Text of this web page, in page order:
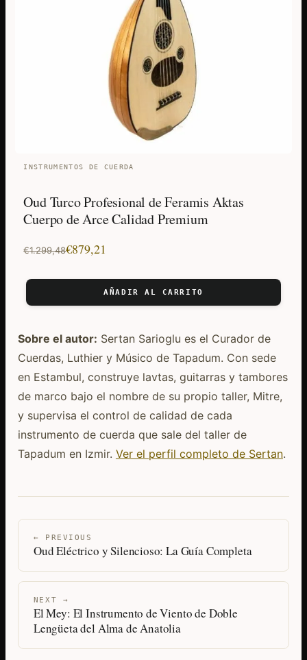
INSTRUMENTOS DE CUERDA
Oud Turco Profesional de Feramis Aktas
Cuerpo de Arce Calidad Premium
€1.299,48
El
€1.299,48.
€879,21
El
€879,21.
AÑADIR AL CARRITO
Sobre el autor: Sertan Sarioglu es el Curador de
Cuerdas, Luthier y Músico de Tapadum. Con sede
en Estambul, construye lavtas, guitarras y tambores
de marco bajo el nombre de su propio taller, Mitre,
y supervisa el control de calidad de cada
instrumento de cuerda que sale del taller de
Tapadum en Izmir. Ver el perfil completo de Sertan.
← PREVIOUS
Oud Eléctrico y Silencioso: La Guía Completa
NEXT →
El Mey: El Instrumento de Viento de Doble
Lengüeta del Alma de Anatolia